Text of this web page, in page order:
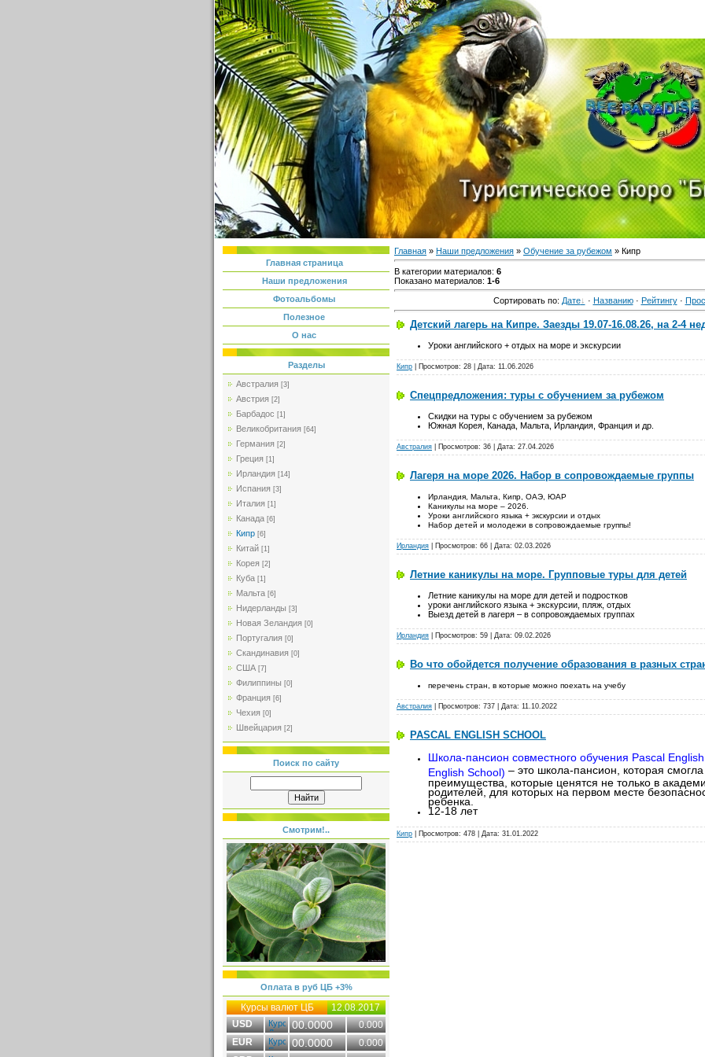
Главная страница
Наши предложения
Фотоальбомы
Полезное
О нас
Разделы
Австралия [3]
Австрия [2]
Барбадос [1]
Великобритания [64]
Германия [2]
Греция [1]
Ирландия [14]
Испания [3]
Италия [1]
Канада [6]
Кипр [6]
Китай [1]
Корея [2]
Куба [1]
Мальта [6]
Нидерланды [3]
Новая Зеландия [0]
Португалия [0]
Скандинавия [0]
США [7]
Филиппины [0]
Франция [6]
Чехия [0]
Швейцария [2]
Поиск по сайту
Смотрим!..
Оплата в руб ЦБ +3%
Курсы валют ЦБ
12.08.2017
USD
00.0000
0.000
EUR
00.0000
0.000
Главная » Наши предложения » Обучение за рубежом » Кипр
В категории материалов: 6
Показано материалов: 1-6
Сортировать по: Дате · Названию· Рейтингу·
Детский лагерь на Кипре. Заезды 19.07-16.08.26, на 2-4
Уроки английского + отдых на море и экскурсии
Кипр | Просмотров: 28 | Дата: 11.06.2026
Спецпредложения: туры с обучением за рубежом
Скидки на туры c обучением за рубежом
Южная Корея, Канада, Мальта, Ирландия, Франция и др.
Австралия | Просмотров: 36 | Дата: 27.04.2026
Лагеря на море 2026. Набор в сопровождаемые группы
Ирландия, Мальта, Кипр, ОАЭ, ЮАР
Каникулы на море – 2026.
Уроки английского языка + экскурсии и отдых
Набор детей и молодежи в сопровождаемые группы!
Ирландия | Просмотров: 66 | Дата: 02.03.2026
Летние каникулы на море. Групповые туры для детей
Летние каникулы на море для детей и подростков
уроки английского языка + экскурсии, пляж, отдых
Выезд детей в лагеря – в сопровождаемых группах
Ирландия | Просмотров: 59 | Дата: 09.02.2026
Во что обойдется получение образования в разных
перечень стран, в которые можно поехать на учебу
Австралия | Просмотров: 737 | Дата: 11.10.2022
PASCAL ENGLISH SCHOOL
Школа-пансион совместного обучения Pascal
English School) – это школа-пансион, которая
преимущества, которые ценятся не только в
родителей, для которых на первом месте
ребенка.
12-18 лет
Кипр | Просмотров: 478 | Дата: 31.01.2022